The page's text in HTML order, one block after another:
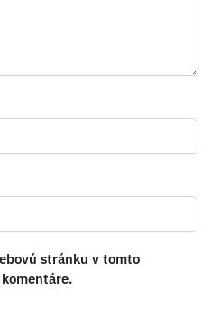
stránku v tomto